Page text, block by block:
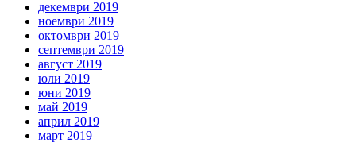
декември 2019
ноември 2019
октомври 2019
септември 2019
август 2019
юли 2019
юни 2019
май 2019
април 2019
март 2019